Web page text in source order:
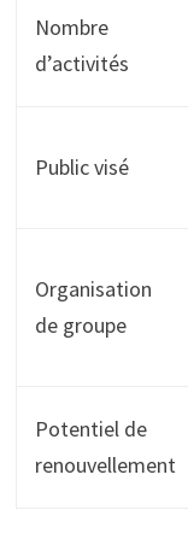
Nombre
d’activités
Public visé
Organisation
de groupe
Potentiel de
renouvellement